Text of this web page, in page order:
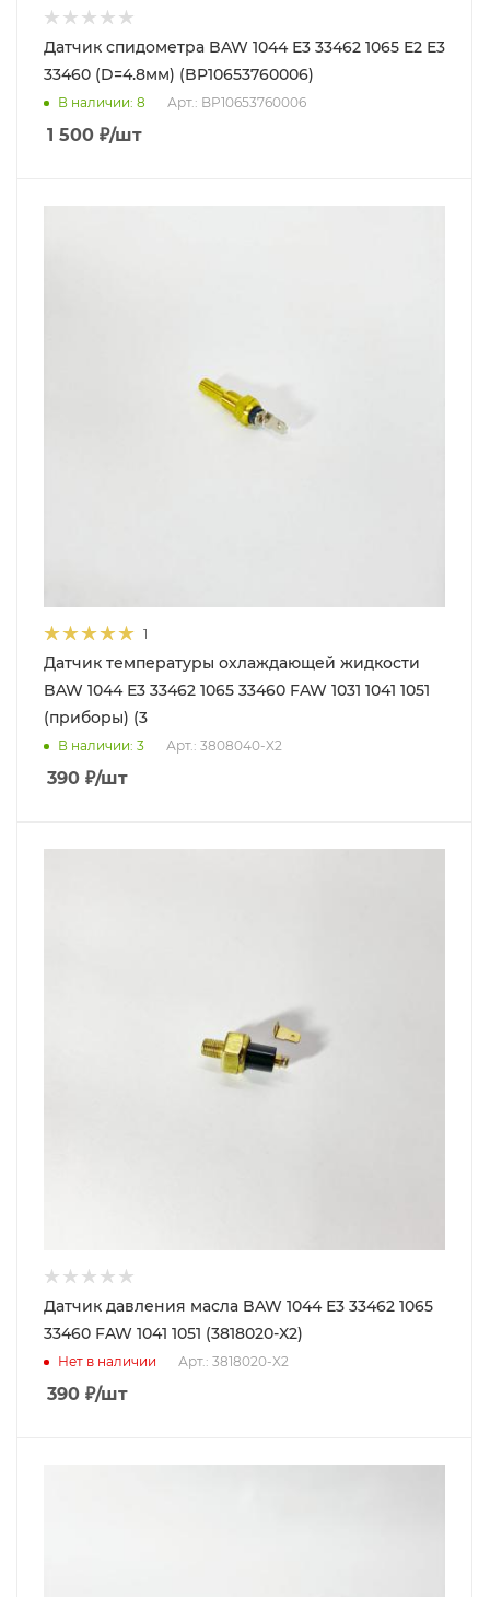
Датчик спидометра BAW 1044 Е3 33462 1065 Е2 Е3
33460 (D=4.8мм) (BP10653760006)
В наличии: 8 Арт.: BP10653760006
1 500 ₽/шт
1
Датчик температуры охлаждающей жидкости
BAW 1044 Е3 33462 1065 33460 FAW 1031 1041 1051
(приборы) (3
В наличии: 3 Арт.: 3808040-X2
390 ₽/шт
Датчик давления масла BAW 1044 Е3 33462 1065
33460 FAW 1041 1051 (3818020-X2)
Нет в наличии Арт.: 3818020-X2
390 ₽/шт